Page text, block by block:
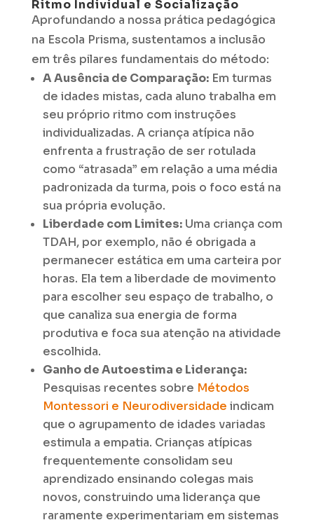
Ritmo Individual e Socialização
Aprofundando a nossa prática pedagógica
na Escola Prisma, sustentamos a inclusão
em três pilares fundamentais do método:
A Ausência de Comparação:Em turmas
de idades mistas, cada aluno trabalha em
seu próprio ritmo com instruções
individualizadas. A criança atípica não
enfrenta a frustração de ser rotulada
como “atrasada” em relação a uma média
padronizada da turma, pois o foco está na
sua própria evolução.
Liberdade com Limites:Uma criança com
TDAH, por exemplo, não é obrigada a
permanecer estática em uma carteira por
horas. Ela tem a liberdade de movimento
para escolher seu espaço de trabalho, o
que canaliza sua energia de forma
produtiva e foca sua atenção na atividade
escolhida.
Ganho de Autoestima e Liderança:
Pesquisas recentes sobre Métodos
Montessori e Neurodiversidade indicam
que o agrupamento de idades variadas
estimula a empatia. Crianças atípicas
frequentemente consolidam seu
aprendizado ensinando colegas mais
novos, construindo uma liderança que
raramente experimentariam em sistemas